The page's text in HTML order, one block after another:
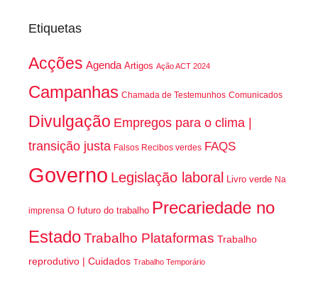
Etiquetas
Acções Agenda Artigos Ação ACT 2024
Campanhas Chamada de Testemunhos Comunicados
Divulgação Empregos para o clima |
transição justa Falsos Recibos verdes FAQS
Governo Legislação laboral Livro verde Na
imprensa O futuro do trabalho Precariedade no
EstadoTrabalho Plataformas Trabalho
reprodutivo | Cuidados Trabalho Temporário